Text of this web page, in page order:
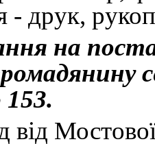
- друк,
на
від